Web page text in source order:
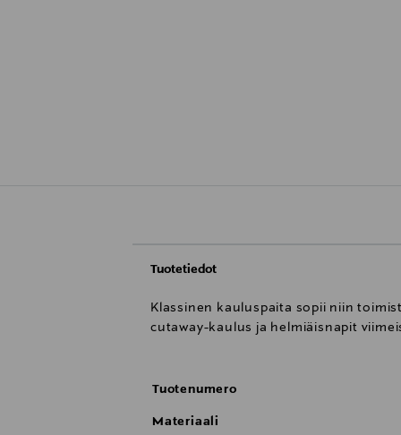
Tuotetiedot
Klassinen kauluspaita sopii niin
cutaway-kaulus ja helmiäisnapit
Tuotenumero
Materiaali